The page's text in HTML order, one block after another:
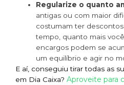
Regularize o quanto
antigas ou com maior
costumam ter
tempo, quanto mais
encargos podem se
um equilíbrio e agir no
E aí, conseguiu tirar todas as
em Dia Caixa? Aproveite para